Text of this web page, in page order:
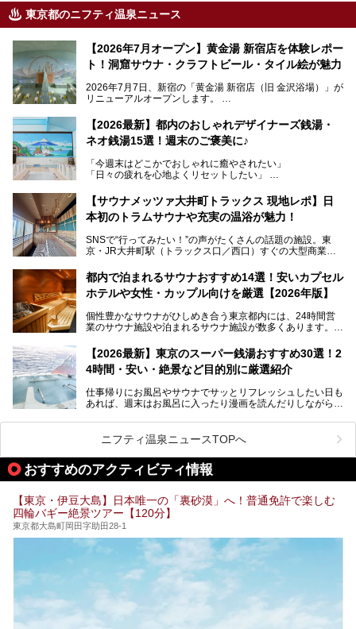
東京都のニフティ温泉ニュース
【2026年7月オープン】黄金湯 新宿店を体験レポー
ト！洞窟サウナ・クラフトビール・タイル絵が魅力
2026年7月7日、新宿の「黄金湯 新宿店（旧 金沢浴場）」が
リニューアルオープンします。
レトロでノスタルジックなタイル絵はそのまま、昔からここ
を知る地元の人にも、新しく足を運んでくれる人にも愛され
る、今の時代の"銭湯"として生まれ変わりました。洞窟のよ
ビアバーなど、新しく登場したスポットも併せて紹介しま
す。充実した設備があるのに、基本の入浴料が銭湯価格の5
【2026最新】都内のおしゃれデザイナーズ銭湯・
ネオ銭湯15選！週末のご褒美に♪
「今週末はどこかでおしゃれに癒やされたい」
「日々の疲れを心地よくリセットしたい」
となっている新しいスタイルの銭湯です。
最近、SNSやメディアで「デザイナーズ銭湯」や「ネオ銭
本記事では、そもそもこれらがどんな銭湯なのか、その気に
いおしゃれな名店15選を、おすすめの順番で一挙にご紹介
します。
【サウナメッツァ大井町トラックス 現地レポ】日
本初のトラムサウナや充実の温浴が魅力！
SNSで“行ってみたい！”の声がたくさんの話題の施設。東
京・JR大井町駅（トラックス口／西口）すぐの大型商業施
ツァ大井町トラックス」がニューオープン。施設の様子をレ
ポ―トします。
都内で泊まれるサウナおすすめ14選！安いカプセル
ホテルや女性・カップル向けを厳選【2026年版】
個性豊かなサウナがひしめき合う東京都内には、24時間営
業のサウナ施設や泊まれるサウナ施設が数多くあります。
を旅の目的とする「サ旅」や自分へのご褒美のための宿泊な
ど、自分の好きなタイミングで好きなだけサ活ができるのが
魅力です。
最近では、男性専用施設だけでなく、カップルや女性に嬉し
い個室サウナも増えてきました。
ら、特におすすめしたい施設14選をご紹介します。
してみてください。
【2026最新】東京のスーパー銭湯おすすめ30選！2
4時間・安い・絶景など目的別に厳選紹介
仕事帰りにお風呂やサウナでサッとリフレッシュしたい日も
あれば、週末はお風呂に入ったり漫画を読んだりしながら一
また、終電を逃してしまい、「このまま朝までゆっくりでき
る場所があれば」と探した経験がある人も多いのではないで
しょうか。
そこで本記事では、東京でおすすめのスーパー銭湯を、目的
24時間営業で宿泊できる施設や、1,000円以下で楽しめる安
い施設、デートや休日レジャーにもぴったりなエンタメ要素
が充実した施設など、利用のシーンに合わせて参考にしてく
ださい。
ニフティ温泉ニュースTOPへ
おすすめのアクティビティ情報
【東京・伊豆大島】日本唯一の「裏砂漠」へ！普通免許で楽しむ
四輪バギー絶景ツアー【120分】
東京都大島町岡田字助田28-1